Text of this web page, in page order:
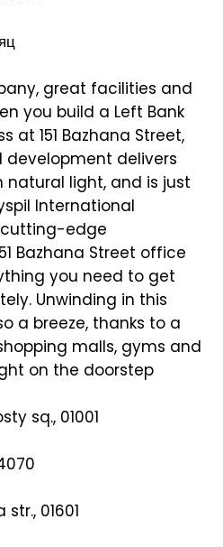
great facilities and
you build a Left Bank
at 151 Bazhana Street,
development delivers
natural light, and is just
International
cutting-edge
Bazhana Street office
you need to get
Unwinding in this
a breeze, thanks to a
malls, gyms and
on the doorstep
sq., 01001
01601